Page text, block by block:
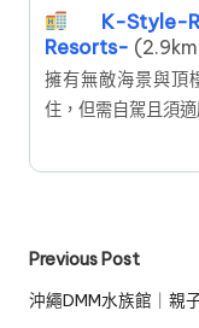
K-
Resorts-
擁有無敵海景與頂
住，但需自駕且須
Post
Previous Post
沖繩DMM水族館｜親